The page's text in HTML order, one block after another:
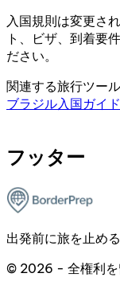
入国規則は変更さ
ト、ビザ、到着要
ださい。
関連する旅行ツー
ブラジル入国ガイド
フッター
出発前に旅を止め
© 2026 - 全権利を